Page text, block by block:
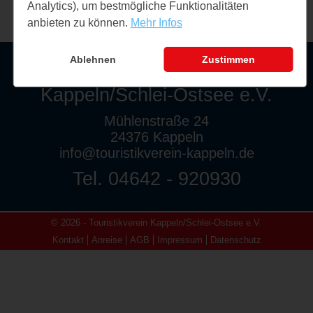
Touristikverein
Kappeln/Schlei-Ostsee e.V.
Mühlenstraße 24
24376 Kappeln
info@touristikverein-kappeln.de
Tel. 04642 - 920930
© 2026 - Touristikverein Kappeln/Schlei-Ostsee e.V.
Kontakt
Anreise AGB Impressum Datenschutz
Analytics), um bestmögliche Funktionalitäten
anbieten zu können. Mehr Infos
Ablehnen Zustimmen